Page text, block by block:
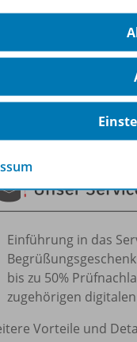
Unterrichts-
Arena-,
Aktionen,
Einführung in das
bis zu 50%
zugehörigen
Vorteile und